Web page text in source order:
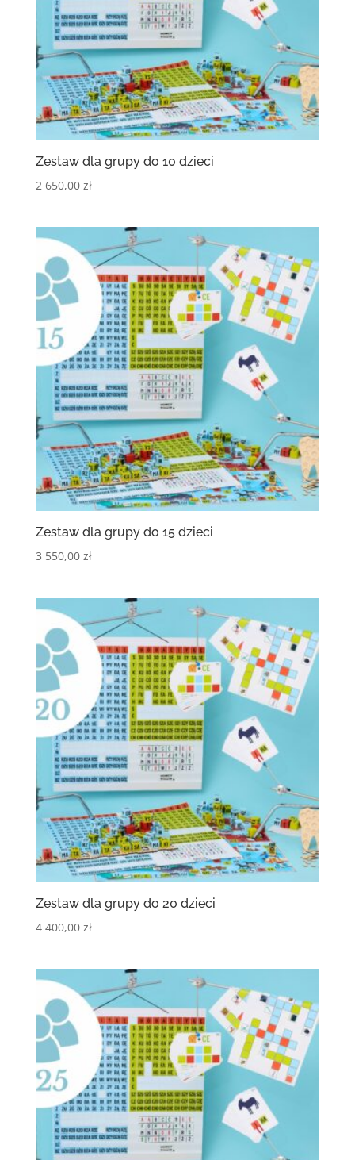
Zestaw dla grupy do 10 dzieci
2 650,00 zł
Zestaw dla grupy do 15 dzieci
3 550,00 zł
Zestaw dla grupy do 20 dzieci
4 400,00 zł